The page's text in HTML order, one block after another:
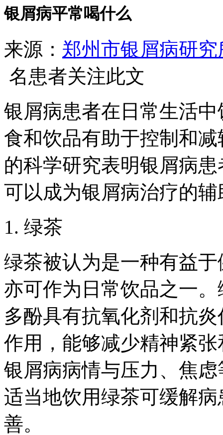
银屑病平常喝什么
来源： 郑州市银屑病研究
名患者关注此文
银屑病患者在日常生活
食和饮品有助于控制和
的科学研究表明银屑病
可以成为银屑病治疗的
1. 绿茶
绿茶被认为是一种有益
亦可作为日常饮品之一
多酚具有抗氧化剂和抗
作用，能够减少精神紧
银屑病病情与压力、焦
适当地饮用绿茶可缓解
善。